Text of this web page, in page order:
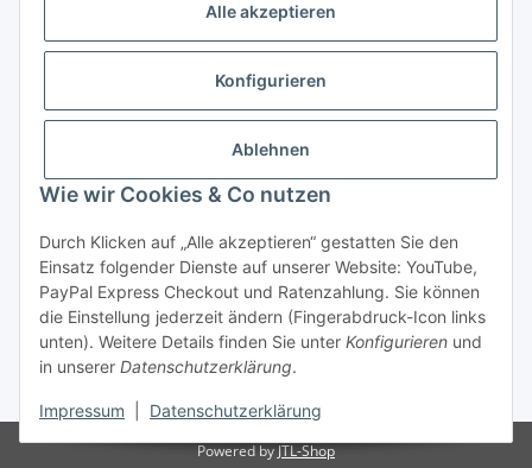
Alle akzeptieren
Konfigurieren
Ablehnen
Wie wir Cookies & Co nutzen
Durch Klicken auf „Alle akzeptieren“ gestatten Sie den
Einsatz folgender Dienste auf unserer Website: YouTube,
PayPal Express Checkout und Ratenzahlung. Sie können
die Einstellung jederzeit ändern (Fingerabdruck-Icon links
unten). Weitere Details finden Sie unter Konfigurieren und
in unserer Datenschutzerklärung.
Impressum Datenschutzerklärung
Später bezahlen
Ratenzahlung
Hersteller
Vertrag widerrufen
Powered byJTL-Shop